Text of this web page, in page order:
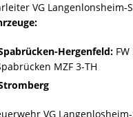
VG Langenlonsheim-
Hergenfeld:
MZF 3-TH
VG